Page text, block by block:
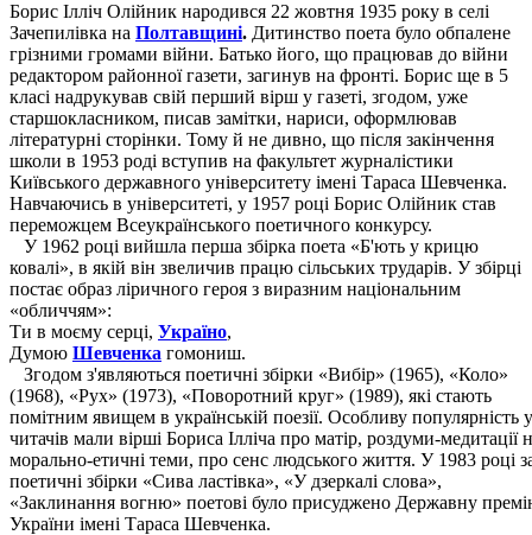
Борис Ілліч Олійник народився 22 жовтня 1935 року в селі
Зачепилівка на Полтавщині. Дитинство поета було обпалене
грізними громами війни. Батько його, що працював до війни
редактором районної газети, загинув на фронті. Борис ще в 5
класі надрукував свій перший вірш у газеті, згодом, уже
старшокласником, писав замітки, нариси, оформлював
літературні сторінки. Тому й не дивно, що після закінчення
школи в 1953 роді вступив на факультет журналістики
Київського державного університету імені Тараса Шевченка.
Навчаючись в університеті, у 1957 році Борис Олійник став
переможцем Всеукраїнського поетичного конкурсу.
У 1962 році вийшла перша збірка поета «Б'ють у крицю
ковалі», в якій він звеличив працю сільських трударів. У збірці
постає образ ліричного героя з виразним національним
«обличчям»:
Ти в моєму серці, Україно,
Думою Шевченка гомониш.
Згодом з'являються поетичні збірки «Вибір» (1965), «Коло»
(1968), «Рух» (1973), «Поворотний круг» (1989), які стають
помітним явищем в українській поезії. Особливу популярність у
читачів мали вірші Бориса Ілліча про матір, роздуми-медитації
морально-етичні теми, про сенс людського життя. У 1983 році
поетичні збірки «Сива ластівка», «У дзеркалі слова»,
«Заклинання вогню» поетові було присуджено Державну
України імені Тараса Шевченка.